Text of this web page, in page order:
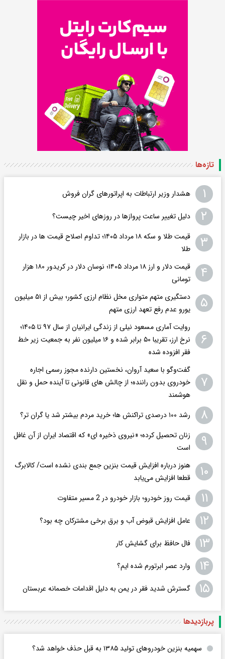
تازه‌ها
۱ هشدار وزیر ارتباطات به اپراتورهای گران فروش
۲ دلیل تغییر ساعت پروازها در روزهای اخیر چیست؟
۳
قیمت طلا و سکه ۱۸ مرداد ۱۴۰۵؛ تداوم اصلاح قیمت ها در بازار
طلا
۴
قیمت دلار و ارز ۱۸ مرداد ۱۴۰۵​؛ نوسان دلار در کریدور ۱۸۰ هزار
تومانی
۵
دستگیری متهم متواری مخل نظام ارزی کشور؛ بیش از ۵۱ میلیون
یورو عدم رفع تعهد ارزی متهم
۶
روایت آماری مسعود نیلی از زندگی ایرانیان از سال ۹۷ تا ۱۴۰۵؛
نرخ ارز، تقریبا ۵۰ برابر شده و ۱۶ میلیون نفر به جمعیت زیر خط
فقر افزوده شده
۷
گفت‌وگو با سعید آروان، نخستین دارنده مجوز رسمی اجاره
خودروی بدون راننده؛ از چالش های قانونی تا آینده حمل و نقل
هوشمند
۸ رشد ۱۰۰ درصدی تراکنش ها؛ خرید مردم بیشتر شد یا گران تر؟
۹
زنان تحصیل کرده؛ «نیروی ذخیره ای» که اقتصاد ایران از آن غافل
است
۱۰
هنوز درباره افزایش قیمت بنزین جمع بندی نشده است/ کالابرگ
قطعا افزایش می‌یابد
۱۱ قیمت روز خودرو؛ بازار خودرو در 2 مسیر متفاوت
۱۲ عامل افزایش قبوض آب و برق برخی مشترکان چه بود؟
۱۳ فال حافظ برای گشایش کار
۱۴ وارد عصر ابرتورم شده ایم؟
۱۵ گسترش شدید فقر در یمن به دلیل اقدامات خصمانه عربستان
پربازدید‌ها
سهمیه بنزین خودروهای تولید ۱۳۸۵ به قبل حذف خواهد شد؟